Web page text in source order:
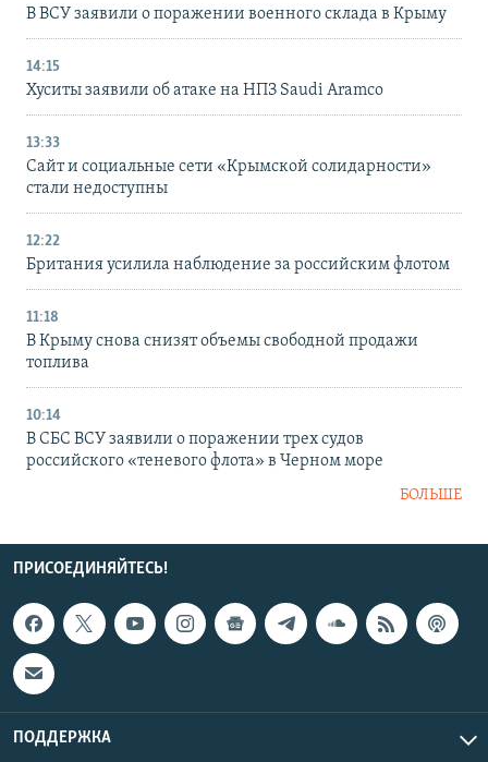
В ВСУ заявили о поражении военного склада в Крыму
14:15
Хуситы заявили об атаке на НПЗ Saudi Aramco
13:33
Сайт и социальные сети «Крымской солидарности»
стали недоступны
12:22
Британия усилила наблюдение за российским флотом
11:18
В Крыму снова снизят объемы свободной продажи
топлива
10:14
В СБС ВСУ заявили о поражении трех судов
российского «теневого флота» в Черном море
БОЛЬШЕ
ПРИСОЕДИНЯЙТЕСЬ!
ПОДДЕРЖКА